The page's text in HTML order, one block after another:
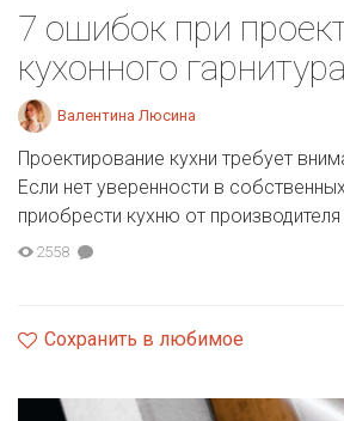
7 ошибок при
кухонного гарнитура
Валентина Люсина
Проектирование кухни требует
Если нет уверенности в
приобрести кухню от производителя
2558
Сохранить в любимое